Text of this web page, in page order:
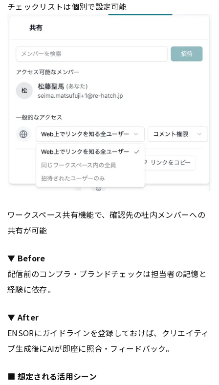
チェックリストは個別で設定可能
ワークスペース共有機能で、確認先の社内メンバーへの
共有が可能
▼ Before
配信前のコンプラ・ブランドチェックは担当者の記憶と
経験に依存。
▼ After
ENSORにガイドラインを登録しておけば、クリエイティ
ブ生成後にAIが即座に照合・フィードバック。
■ 想定される活用シーン